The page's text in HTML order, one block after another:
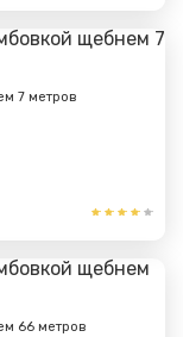
7 метров
66 метров